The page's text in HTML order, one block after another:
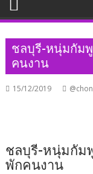
ชลบุรี​-หนุ่มกัม
คนงาน
15/12/2019
ชลบุรี​-หนุ่มกัม
พักคนงาน